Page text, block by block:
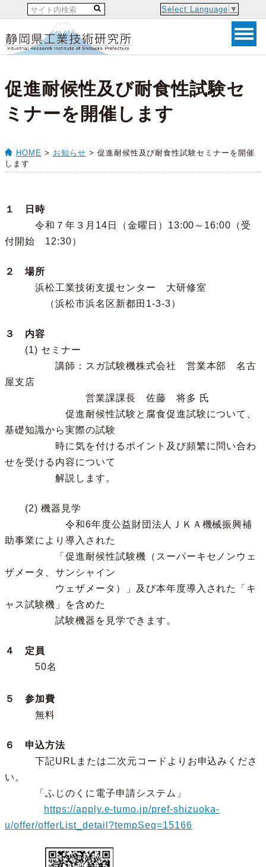
Select Language ▼
促進耐候性及び耐食性試験セ
ミナーを開催します
HOME > お知らせ > 促進耐候性及び耐食性試験セミナーを開催
します
１ 日時
令和７年３月14日（金曜日）13:00～16:00（受
付開始 12:30）
２ 場所
浜松工業技術支援センター 大研修室
（浜松市浜名区新都田1-3-3）
３ 内容
(1) セミナー
講師：スガ試験機株式会社 営業本部 名古
屋支店
営業課課長 佐藤 将多 氏
促進耐候性試験と腐食促進試験について、
基礎知識から実際の試験
時に気を付けるポイント及び頻繁に問い合わ
せを受ける内容について
解説します。
(2) 機器見学
令和6年度公益財団法人ＪＫＡ機械振興補
助事業により導入された
「促進耐候性試験機（スーパーキセノンウェ
ザメータ、サンシャイン
ウェザメータ）」及び本年度導入された「キ
ャス試験機」を含めた
試験機器を見学できます。
４ 定員
50名
５ 参加費
無料
６ 申込方法
下記URLまたは二次元コードよりお申込みくださ
い。
「ふじのくに電子申請システム」
https://apply.e-tumo.jp/pref-shizuoka-
u/offer/offerList_detail?tempSeq=15166